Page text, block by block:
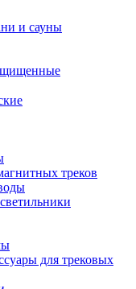
и сауны
треков
для трековых